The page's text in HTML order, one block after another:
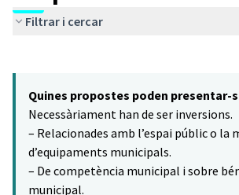
Filtrar i cercar
−
Quines propostes poden presentar-
Necessàriament han de ser inversions.
– Relacionades amb l’espai públic o la
d’equipaments municipals.
– De competència municipal i sobre
municipal.